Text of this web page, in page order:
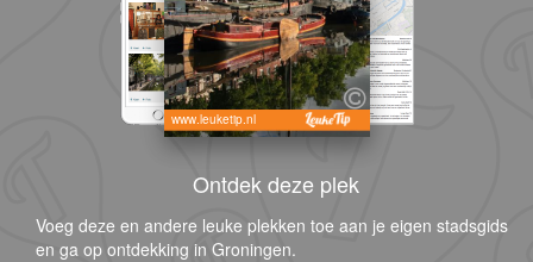
www.leuketip.nl
Ontdek deze plek
Voeg deze en andere leuke plekken toe aan je eigen stadsgids
en ga op ontdekking in Groningen.